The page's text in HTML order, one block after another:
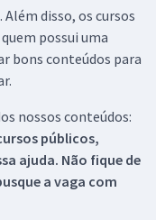
disso, os cursos
possui uma
bons conteúdos para
nossos conteúdos:
públicos,
ajuda. Não fique de
a vaga com